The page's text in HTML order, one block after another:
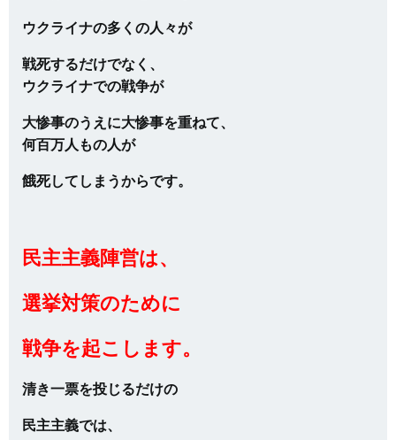
ウクライナの多くの人々が
戦死するだけでなく、
ウクライナでの戦争が
大惨事のうえに大惨事を重ねて、
何百万人もの人が
餓死してしまうからです。
民主主義陣営は、
選挙対策のために
戦争を起こします。
清き一票を投じるだけの
民主主義では、